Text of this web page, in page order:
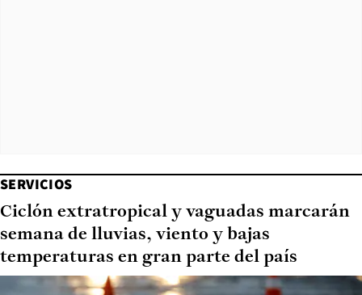
SERVICIOS
Ciclón extratropical y vaguadas marcarán
semana de lluvias, viento y bajas
temperaturas en gran parte del país